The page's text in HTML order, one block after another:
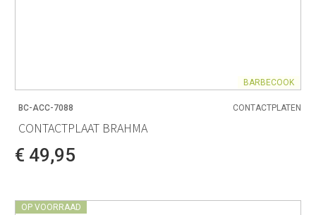
BARBECOOK
BC-ACC-7088 CONTACTPLATEN
CONTACTPLAAT BRAHMA
€ 49,95
OP VOORRAAD